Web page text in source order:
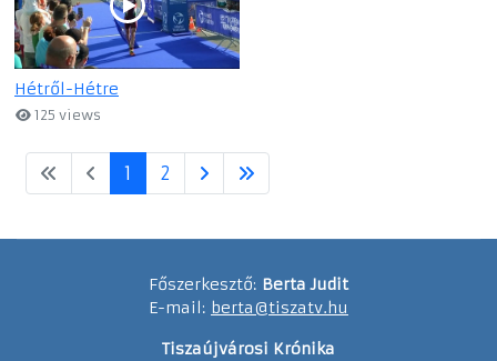
Hétről-Hétre
125 views
1 2
Főszerkesztő: Berta Judit
E-mail: berta@tiszatv.hu
Tiszaújvárosi Krónika